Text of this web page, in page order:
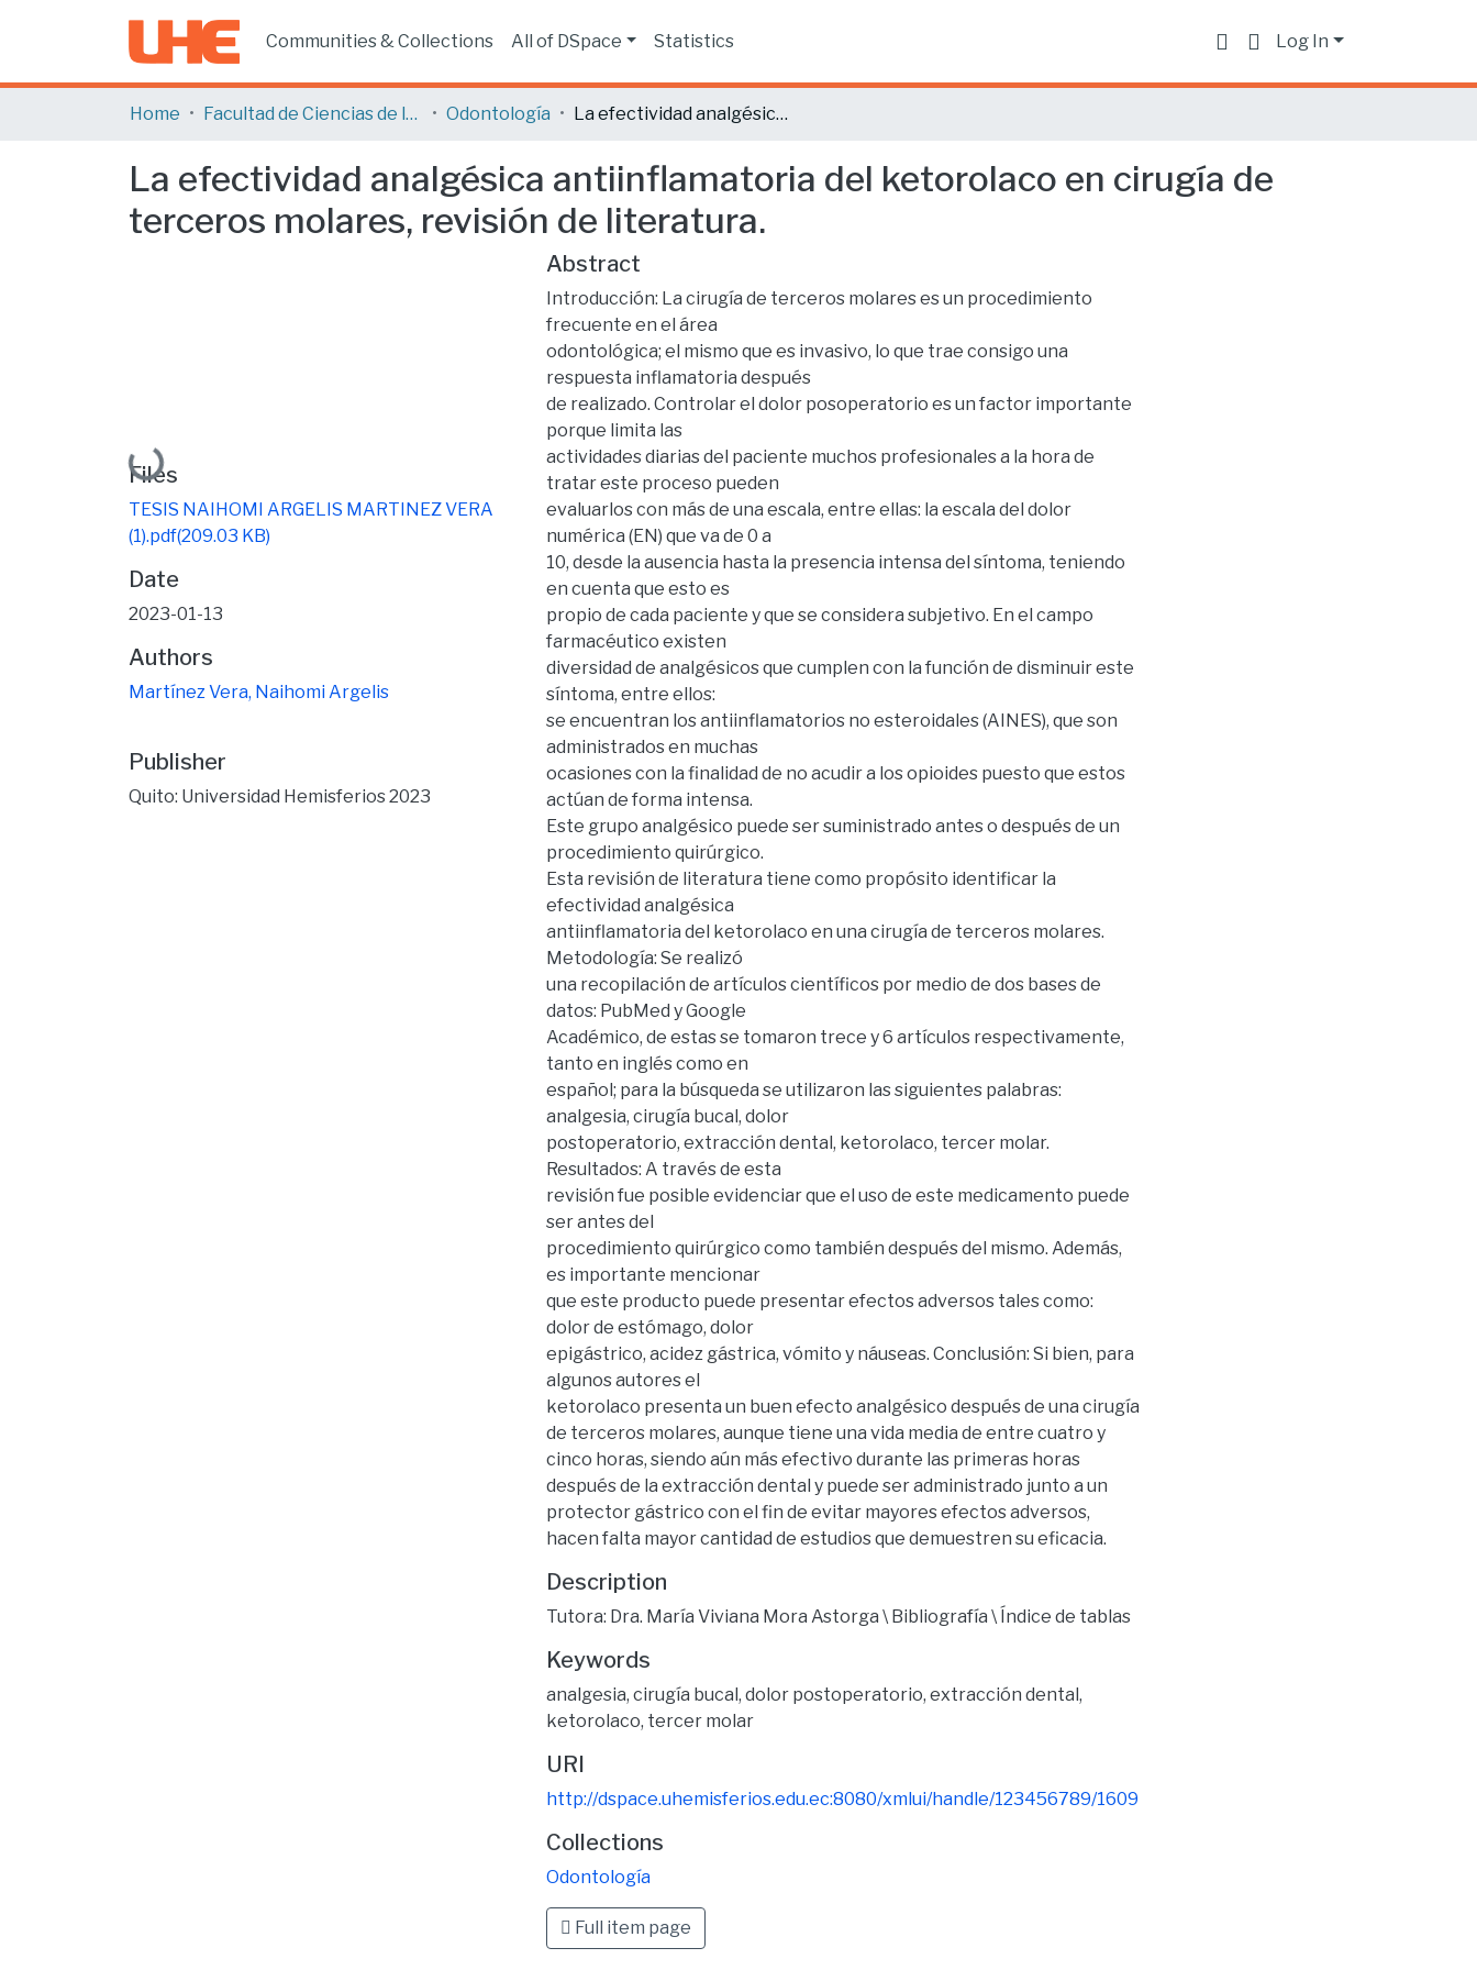
Communities & Collections All of DSpace Statistics Log In
Home Facultad de Ciencias de la Salud Odontología La efectividad analgésica antiinflamatoria del ketorolaco en cirugía de terceros molares, revisión de literatura.
La efectividad analgésica antiinflamatoria del ketorolaco en cirugía de
terceros molares, revisión de literatura.
Loading...
Files
TESIS NAIHOMI ARGELIS MARTINEZ VERA
(1).pdf(209.03 KB)
Date
2023-01-13
Authors
Martínez Vera, Naihomi Argelis
Publisher
Quito: Universidad Hemisferios 2023
Abstract
Introducción: La cirugía de terceros molares es un procedimiento
frecuente en el área
odontológica; el mismo que es invasivo, lo que trae consigo una
respuesta inflamatoria después
de realizado. Controlar el dolor posoperatorio es un factor importante
porque limita las
actividades diarias del paciente muchos profesionales a la hora de
tratar este proceso pueden
evaluarlos con más de una escala, entre ellas: la escala del dolor
numérica (EN) que va de 0 a
10, desde la ausencia hasta la presencia intensa del síntoma, teniendo
en cuenta que esto es
propio de cada paciente y que se considera subjetivo. En el campo
farmacéutico existen
diversidad de analgésicos que cumplen con la función de disminuir este
síntoma, entre ellos:
se encuentran los antiinflamatorios no esteroidales (AINES), que son
administrados en muchas
ocasiones con la finalidad de no acudir a los opioides puesto que estos
actúan de forma intensa.
Este grupo analgésico puede ser suministrado antes o después de un
procedimiento quirúrgico.
Esta revisión de literatura tiene como propósito identificar la
efectividad analgésica
antiinflamatoria del ketorolaco en una cirugía de terceros molares.
Metodología: Se realizó
una recopilación de artículos científicos por medio de dos bases de
datos: PubMed y Google
Académico, de estas se tomaron trece y 6 artículos respectivamente,
tanto en inglés como en
español; para la búsqueda se utilizaron las siguientes palabras:
analgesia, cirugía bucal, dolor
postoperatorio, extracción dental, ketorolaco, tercer molar.
Resultados: A través de esta
revisión fue posible evidenciar que el uso de este medicamento puede
ser antes del
procedimiento quirúrgico como también después del mismo. Además,
es importante mencionar
que este producto puede presentar efectos adversos tales como:
dolor de estómago, dolor
epigástrico, acidez gástrica, vómito y náuseas. Conclusión: Si bien, para
algunos autores el
ketorolaco presenta un buen efecto analgésico después de una cirugía
de terceros molares, aunque tiene una vida media de entre cuatro y
cinco horas, siendo aún más efectivo durante las primeras horas
después de la extracción dental y puede ser administrado junto a un
protector gástrico con el fin de evitar mayores efectos adversos,
hacen falta mayor cantidad de estudios que demuestren su eficacia.
Description
Tutora: Dra. María Viviana Mora Astorga \ Bibliografía \ Índice de tablas
Keywords
analgesia, cirugía bucal, dolor postoperatorio, extracción dental,
ketorolaco, tercer molar
URI
http://dspace.uhemisferios.edu.ec:8080/xmlui/handle/123456789/1609
Collections
Odontología
Full item page